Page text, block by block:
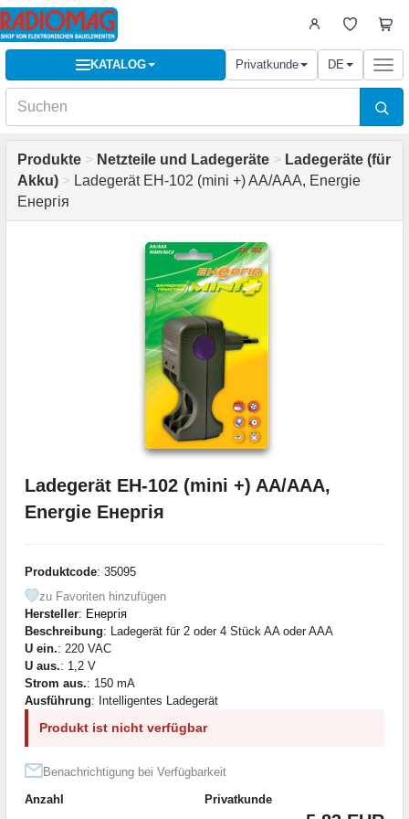
KATALOG Privatkunde DE
Produkte > Netzteile und Ladegeräte > Ladegeräte (für
Akku) > Ladegerät EH-102 (mini +) AA/AAA, Energie
Енергія
Ladegerät EH-102 (mini +) AA/AAA,
Energie Енергія
Produktcode: 35095
zu Favoriten hinzufügen
Hersteller: Енергія
Beschreibung: Ladegerät für 2 oder 4 Stück AA oder AAA
U ein.: 220 VAC
U aus.: 1,2 V
Strom aus.: 150 mA
Ausführung: Intelligentes Ladegerät
Produkt ist nicht verfügbar
Benachrichtigung bei Verfügbarkeit
Anzahl
Privatkunde